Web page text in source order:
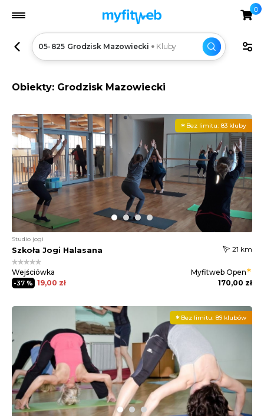
0
05-825 Grodzisk Mazowiecki Kluby
Obiekty: Grodzisk Mazowiecki
Bez limitu: 83 kluby
Studio jogi
Szkoła Jogi Halasana 21 km
Wejściówka
-37 % 19,00 zł
Myfitweb Open
170,00 zł
Bez limitu: 89 klubów